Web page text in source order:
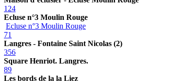
124
Ecluse n°3 Moulin Rouge
Ecluse n°3 Moulin Rouge
71
Langres - Fontaine Saint Nicolas (2)
356
Square Henriot. Langres.
89
Les bords de la la Liez